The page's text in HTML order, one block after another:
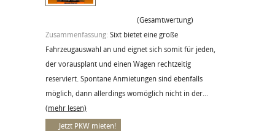
(Gesamtwertung)
Zusammenfassung: Sixt bietet eine große
Fahrzeugauswahl an und eignet sich somit für jeden,
der vorausplant und einen Wagen rechtzeitig
reserviert. Spontane Anmietungen sind ebenfalls
möglich, dann allerdings womöglich nicht in der...
(mehr lesen)
Jetzt PKW mieten!